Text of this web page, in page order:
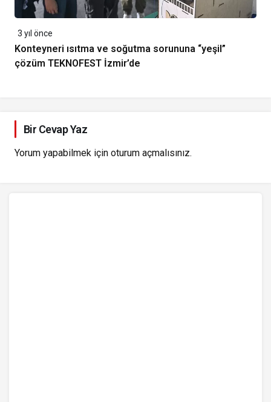
3 yıl önce
Konteyneri ısıtma ve soğutma sorununa “yeşil”
çözüm TEKNOFEST İzmir’de
Bir Cevap Yaz
Yorum yapabilmek için oturum açmalısınız.